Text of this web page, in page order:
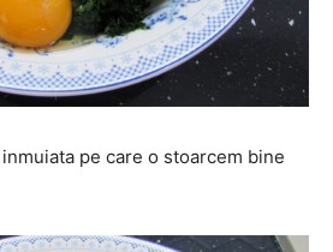
pe care o stoarcem bine